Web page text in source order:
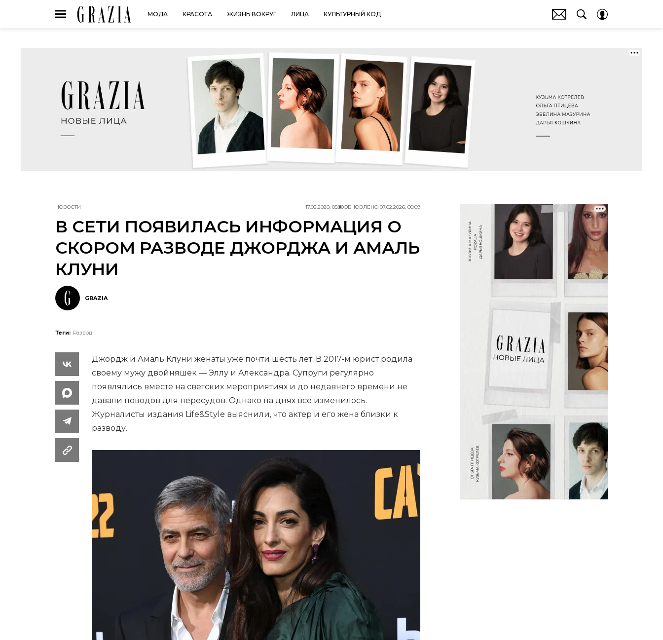
МОДА КРАСОТА ЖИЗНЬ ВОКРУГ ЛИЦА КУЛЬТУРНЫЙ КОД
НОВОСТИ 17.02.2020, 05:30ОБНОВЛЕНО 07.02.2026, 00:09
В СЕТИ ПОЯВИЛАСЬ ИНФОРМАЦИЯ О
СКОРОМ РАЗВОДЕ ДЖОРДЖА И АМАЛЬ
КЛУНИ
GRAZIA
Теги: Развод
Джордж и Амаль Клуни женаты уже почти шесть лет. В 2017-м юрист родила
своему мужу двойняшек — Эллу и Александра. Супруги регулярно
появлялись вместе на светских мероприятиях и до недавнего времени не
давали поводов для пересудов. Однако на днях все изменилось.
Журналисты издания Life&Style выяснили, что актер и его жена близки к
разводу.